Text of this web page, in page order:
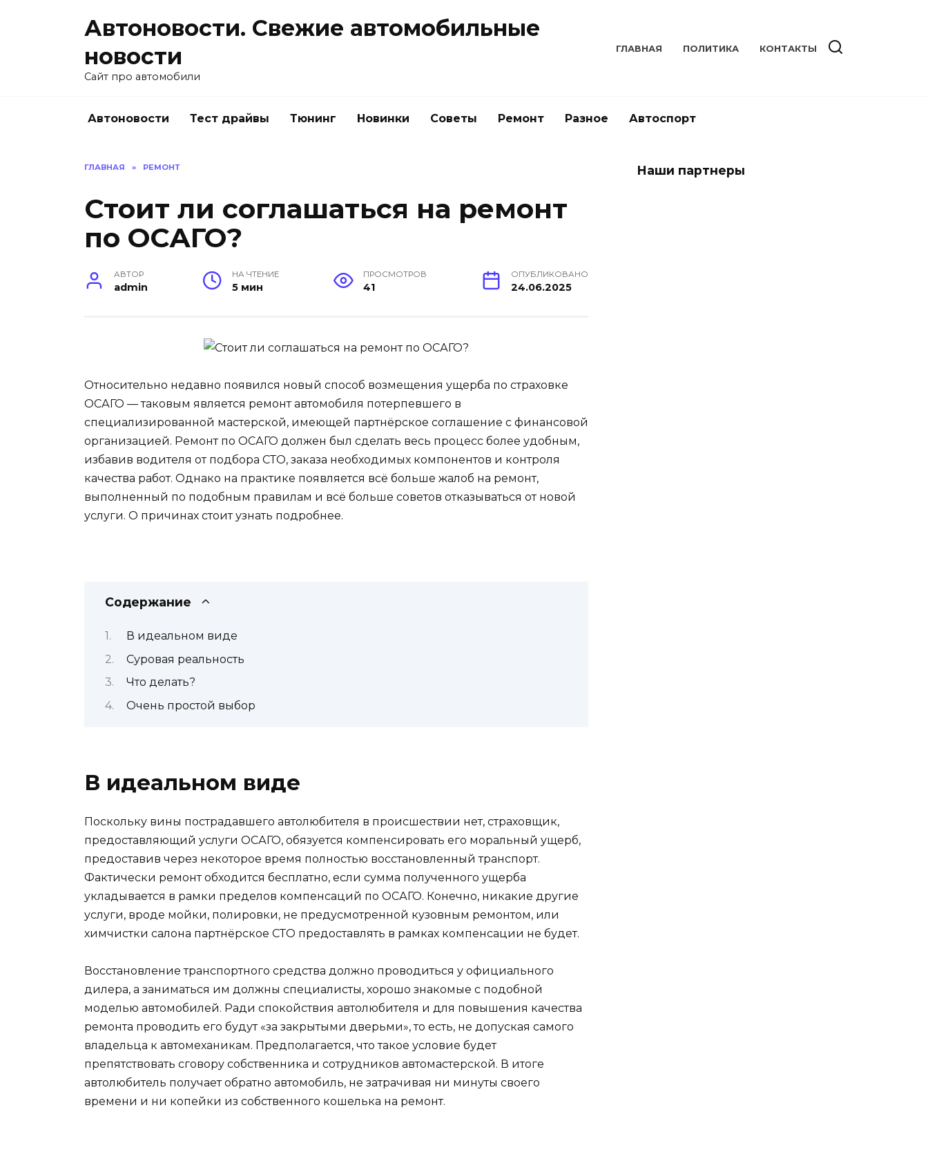
Автоновости. Свежие автомобильные
новости
Сайт про автомобили
ГЛАВНАЯ ПОЛИТИКА КОНТАКТЫ
Автоновости Тест драйвы Тюнинг Новинки Советы Ремонт Разное Автоспорт
ГЛАВНАЯ » РЕМОНТ
Стоит ли соглашаться на ремонт
по ОСАГО?
АВТОР
admin
НА ЧТЕНИЕ
5 мин
ПРОСМОТРОВ
41
ОПУБЛИКОВАНО
24.06.2025
Относительно недавно появился новый способ возмещения ущерба по страховке
ОСАГО — таковым является ремонт автомобиля потерпевшего в
специализированной мастерской, имеющей партнёрское соглашение с финансовой
организацией. Ремонт по ОСАГО должен был сделать весь процесс более удобным,
избавив водителя от подбора СТО, заказа необходимых компонентов и контроля
качества работ. Однако на практике появляется всё больше жалоб на ремонт,
выполненный по подобным правилам и всё больше советов отказываться от новой
услуги. О причинах стоит узнать подробнее.
Содержание
В идеальном виде
Суровая реальность
Что делать?
Очень простой выбор
В идеальном виде
Поскольку вины пострадавшего автолюбителя в происшествии нет, страховщик,
предоставляющий услуги ОСАГО, обязуется компенсировать его моральный ущерб,
предоставив через некоторое время полностью восстановленный транспорт.
Фактически ремонт обходится бесплатно, если сумма полученного ущерба
укладывается в рамки пределов компенсаций по ОСАГО. Конечно, никакие другие
услуги, вроде мойки, полировки, не предусмотренной кузовным ремонтом, или
химчистки салона партнёрское СТО предоставлять в рамках компенсации не будет.
Восстановление транспортного средства должно проводиться у официального
дилера, а заниматься им должны специалисты, хорошо знакомые с подобной
моделью автомобилей. Ради спокойствия автолюбителя и для повышения качества
ремонта проводить его будут «за закрытыми дверьми», то есть, не допуская самого
владельца к автомеханикам. Предполагается, что такое условие будет
препятствовать сговору собственника и сотрудников автомастерской. В итоге
автолюбитель получает обратно автомобиль, не затрачивая ни минуты своего
времени и ни копейки из собственного кошелька на ремонт.
Наши партнеры